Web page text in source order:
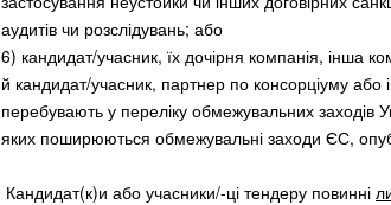
аудитів чи розслідувань; або
6) кандидат/учасник, їх дочірня компанія, інша
й кандидат/учасник, партнер по консорціуму
перебувають у переліку обмежувальних заходів
яких поширюються обмежувальні заходи ЄС,
Кандидат(к)и або учасники/-ці тендеру повинні